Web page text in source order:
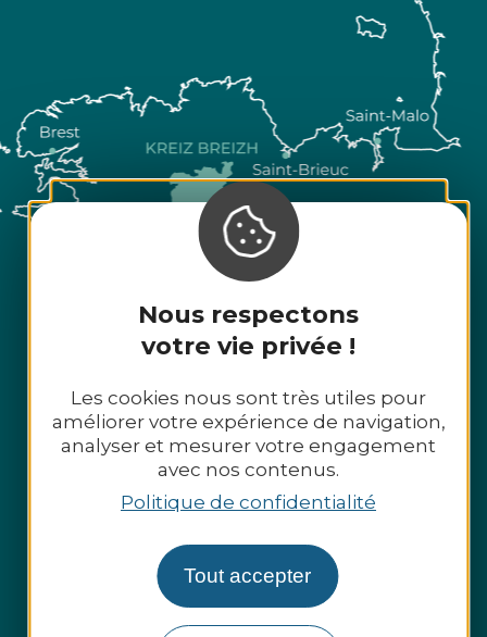
Nous respectons
votre vie privée !
Les cookies nous sont très utiles pour
améliorer votre expérience de navigation,
analyser et mesurer votre engagement
avec nos contenus.
Politique de confidentialité
Tout accepter
Espace presse